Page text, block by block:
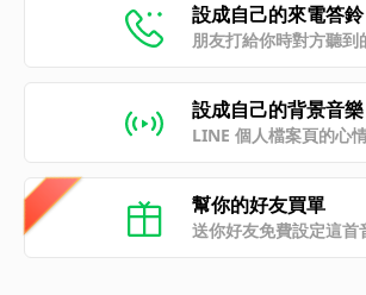
設成自己的來電答鈴
朋友打給你時對方聽到
設成自己的背景音樂
LINE 個人檔案頁的心
幫你的好友買單
送你好友免費設定這首